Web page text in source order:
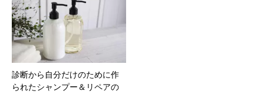
診断から自分だけのために作
られたシャンプー＆リペアの